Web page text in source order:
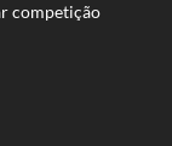
competição